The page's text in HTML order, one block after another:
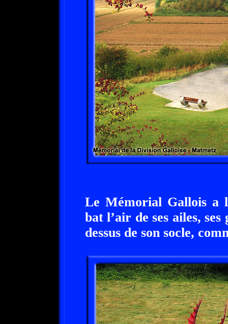
Le Mémorial Gallois a
bat l’air de ses ailes,
dessus de son socle,